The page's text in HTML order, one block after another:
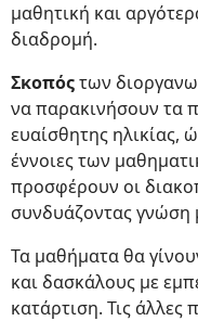
μαθητική και
διαδρομή.
Σκοπόςτων
να παρακινήσουν τα
ευαίσθητης ηλικίας,
έννοιες των
προσφέρουν οι
συνδυάζοντας γνώση
Τα μαθήματα θα
και δασκάλους με
κατάρτιση. Τις